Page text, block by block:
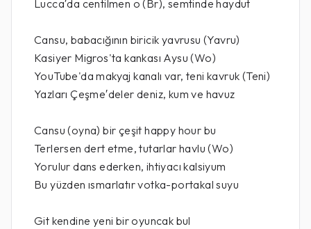
Lucca′da centilmen o (Br), semtinde haydut
Cansu, babacığının biricik yavrusu (Yavru)
Kasiyer Migros'ta kankası Aysu (Wo)
YouTube'da makyaj kanalı var, teni kavruk (Teni)
Yazları Çeşme′deler deniz, kum ve havuz
Cansu (oyna) bir çeşit happy hour bu
Terlersen dert etme, tutarlar havlu (Wo)
Yorulur dans ederken, ihtiyacı kalsiyum
Bu yüzden ısmarlatır votka-portakal suyu
Git kendine yeni bir oyuncak bul